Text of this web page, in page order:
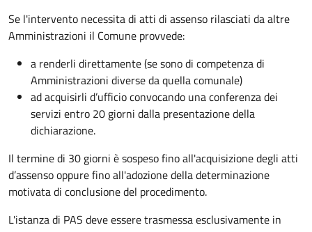
Se l'intervento necessita di atti di assenso rilasciati da altre
Amministrazioni il Comune provvede:
a renderli direttamente (se sono di competenza di
Amministrazioni diverse da quella comunale)
ad acquisirli d’ufficio convocando una conferenza dei
servizi entro 20 giorni dalla presentazione della
dichiarazione.
Il termine di 30 giorni è sospeso fino all'acquisizione degli atti
d’assenso oppure fino all'adozione della determinazione
motivata di conclusione del procedimento.
L'istanza di PAS deve essere trasmessa esclusivamente in